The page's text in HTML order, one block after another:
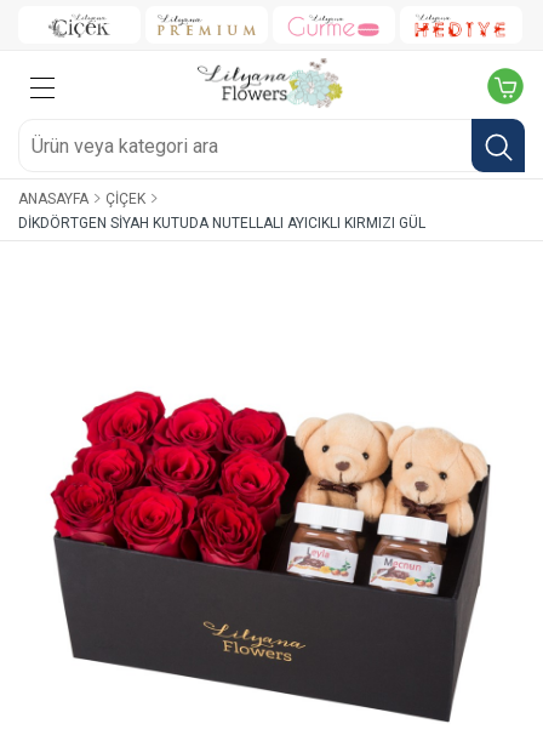
ANASAYFA
ÇIÇEK
DIKDÖRTGEN SIYAH KUTUDA NUTELLALI AYICIKLI KIRMIZI GÜL